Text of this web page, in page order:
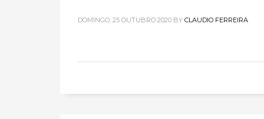
DOMINGO, 25 OUTUBRO 2020 BY CLAUDIO FERREIRA